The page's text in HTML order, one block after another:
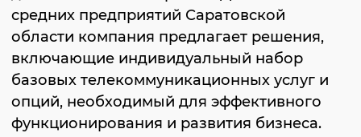
средних предприятий Саратовской
области компания предлагает решения,
включающие индивидуальный набор
базовых телекоммуникационных услуг и
опций, необходимый для эффективного
функционирования и развития бизнеса.